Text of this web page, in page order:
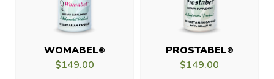
WOMABEL®
$149.00
PROSTABEL®
$149.00